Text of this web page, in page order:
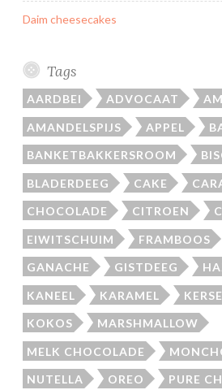
Daim cheesecakes
Tags
AARDBEI ADVOCAAT
AMANDELSPIJS APPEL
BANKETBAKKERSROOM
BLADERDEEG CAKE
CHOCOLADE CITROEN
EIWITSCHUIM FRAMBOOS
GANACHE GISTDEEG
KANEEL KARAMEL
KOKOS MARSHMALLOW
MELK CHOCOLADE
NUTELLA OREO PURE